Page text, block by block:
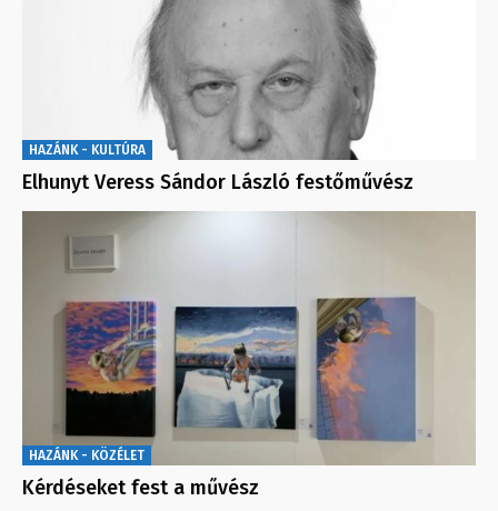
HAZÁNK - KULTÚRA
Elhunyt Veress Sándor László festőművész
HAZÁNK - KÖZÉLET
Kérdéseket fest a művész